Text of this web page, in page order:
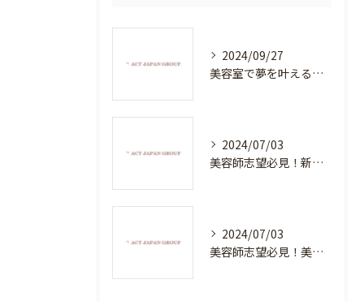
2024/09/27
美容室で夢を叶える！自分を磨く新たなチャンス
2024/07/03
美容師志望必見！新たな価値を創造する美容室でハイレベルな技術を学べる環境
2024/07/03
美容師志望必見！美容室NEWSTANDARDで最高のスキルアップを目指そう！